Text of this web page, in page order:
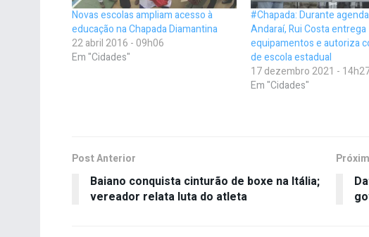
Novas escolas ampliam acesso à
educação na Chapada Diamantina
22 abril 2016 - 09h06
Em "Cidades"
#Chapada: Durante
Andaraí, Rui Costa entrega
equipamentos e autoriza
de escola estadual
17 dezembro 2021 -
Em "Cidades"
Post Anterior
Baiano conquista cinturão de boxe na Itália;
vereador relata luta do atleta